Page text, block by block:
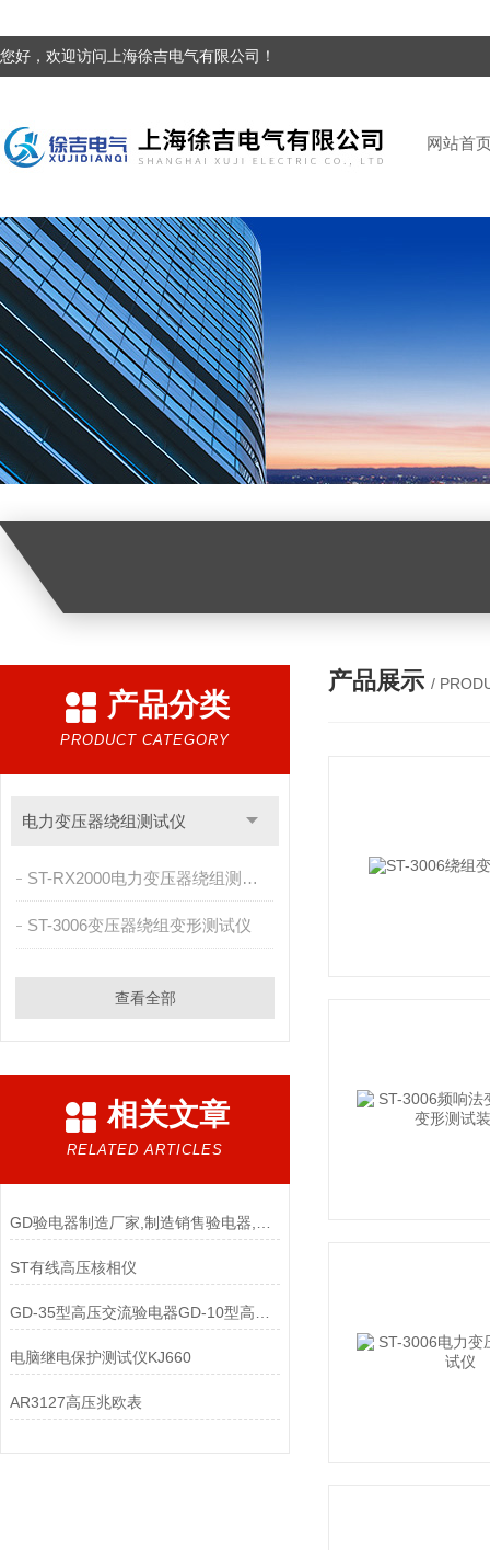
您好，欢迎访问上海徐吉电气有限公司！
网站首
产品分类
PRODUCT CATEGORY
电力变压器绕组测试仪
ST-RX2000电力变压器绕组测试仪
ST-3006变压器绕组变形测试仪
查看全部
相关文章
RELATED ARTICLES
ST有线高压核相仪
电脑继电保护测试仪KJ660
AR3127高压兆欧表
产品展示 /